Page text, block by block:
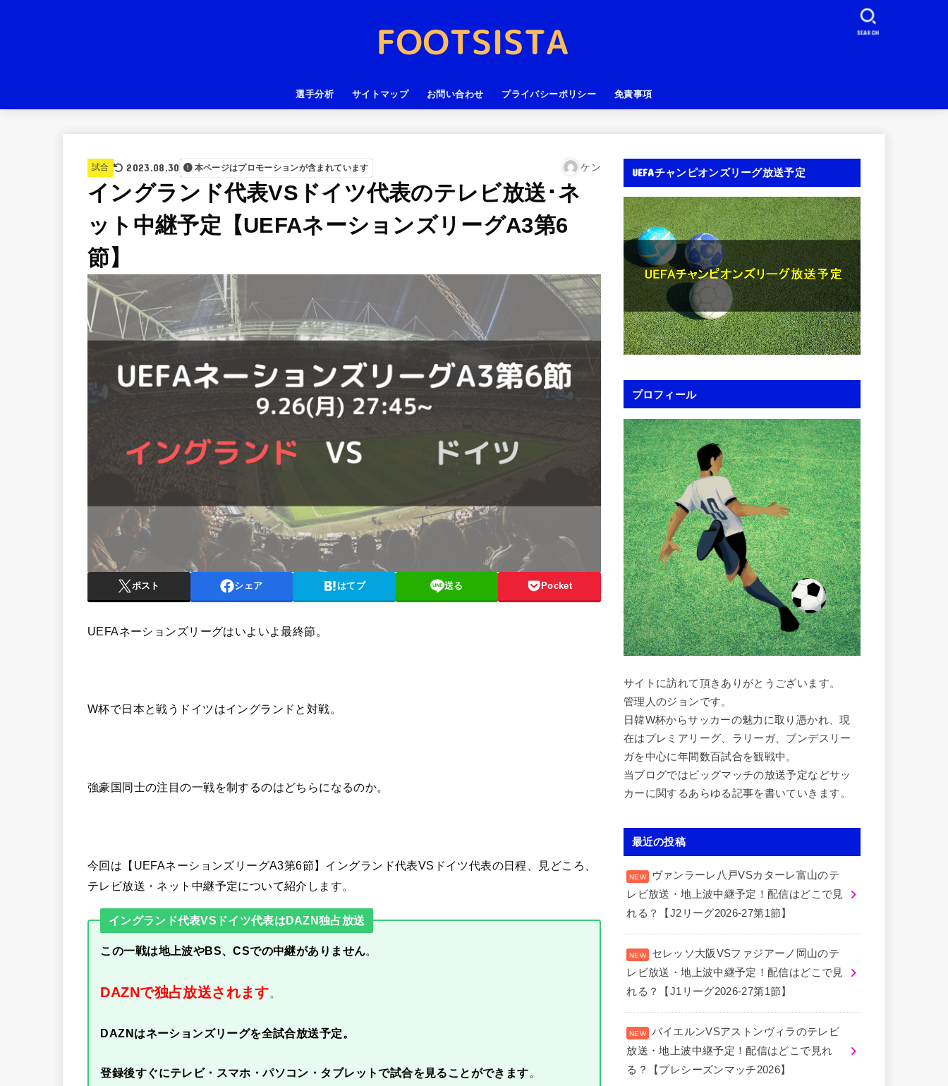
選手分析 サイトマップ お問い合わせ プライバシーポリシー 免責事項
SEARCH
試合 2023.08.30 本ページはプロモーションが含まれています ケン
イングランド代表VSドイツ代表のテレビ放送･ネ
ット中継予定【UEFAネーションズリーグA3第6
節】
ポスト シェア はてブ 送る Pocket
UEFAネーションズリーグはいよいよ最終節。
W杯で日本と戦うドイツはイングランドと対戦。
強豪国同士の注目の一戦を制するのはどちらになるのか。
今回は【UEFAネーションズリーグA3第6節】イングランド代表VSドイツ代表の日程、見どころ、
テレビ放送・ネット中継予定について紹介します。
イングランド代表VSドイツ代表はDAZN独占放送
この一戦は地上波やBS、CSでの中継がありません
DAZNで独占放送されます。
DAZNはネーションズリーグを全試合放送予定。
登録後すぐにテレビ・スマホ・パソコン・タブレットで試合を見ることができます。
UEFAチャンピオンズリーグ放送予定
プロフィール
サイトに訪れて頂きありがとうございます。
管理人のジョンです。
日韓W杯からサッカーの魅力に取り憑かれ、現
在はプレミアリーグ、ラリーガ、ブンデスリー
ガを中心に年間数百試合を観戦中。
当ブログではビッグマッチの放送予定などサッ
カーに関するあらゆる記事を書いていきます。
最近の投稿
ヴァンラーレ八戸VSカターレ富山のテ
レビ放送・地上波中継予定！配信はどこで見
れる？【J2リーグ2026-27第1節】
セレッソ大阪VSファジアーノ岡山のテ
レビ放送・地上波中継予定！配信はどこで見
れる？【J1リーグ2026-27第1節】
バイエルンVSアストンヴィラのテレビ
放送・地上波中継予定！配信はどこで見れ
る？【プレシーズンマッチ2026】